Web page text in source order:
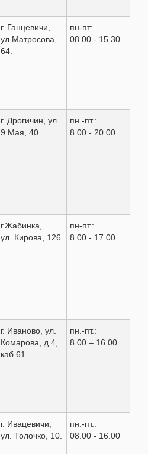
г. Ганцевичи,
ул.Матросова,
64.
пн-пт:
08.00 - 15.30
г. Дрогичин, ул.
9 Мая, 40
пн.-пт.:
8.00 - 20.00
г.Жабинка,
ул. Кирова, 126
пн-пт.:
8.00 - 17.00
г. Иваново, ул.
Комарова, д.4,
каб.61
пн.-пт.:
8.00 – 16.00.
г. Ивацевичи,
ул. Толочко, 10.
пн.-пт.:
08.00 - 16.00